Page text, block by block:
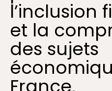
l’inclusion
et la
des sujets